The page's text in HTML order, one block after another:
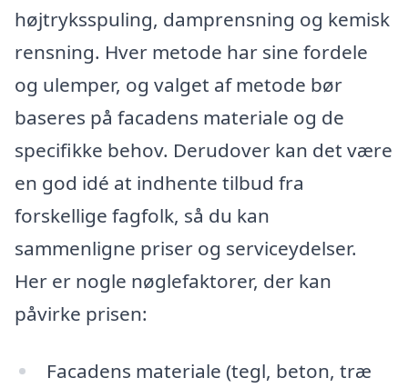
højtryksspuling, damprensning og kemisk
rensning. Hver metode har sine fordele
og ulemper, og valget af metode bør
baseres på facadens materiale og de
specifikke behov. Derudover kan det være
en god idé at indhente tilbud fra
forskellige fagfolk, så du kan
sammenligne priser og serviceydelser.
Her er nogle nøglefaktorer, der kan
påvirke prisen:
Facadens materiale (tegl, beton, træ